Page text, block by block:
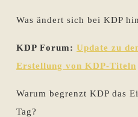
Was ändert sich bei KDP
KDP Forum: Update zu
Erstellung von KDP-Titeln
Warum begrenzt KDP das
Tag?